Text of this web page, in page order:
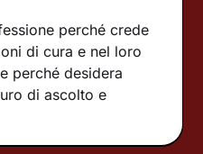
perché crede
di cura e nel loro
perché desidera
di ascolto e